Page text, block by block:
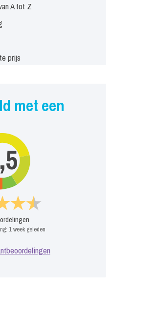
A tot Z
prijs
met een
1 week geleden